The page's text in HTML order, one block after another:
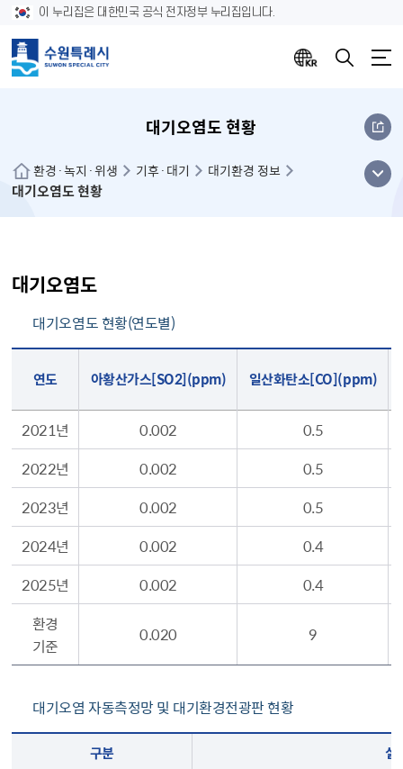
이 누리집은 대한민국 공식 전자정부 누리집입니다.
대기오염도 현황
환경·녹지·위생 기후·대기 대기환경 정보
대기오염도 현황
메뉴
열기
대기오염도
대기오염도 현황(연도별)
연도 아황산가스[SO2](ppm) 일산화탄소[CO](ppm)
2021년 0.002
0.5
2022년
0.002
0.5
2023년
0.002
0.5
2024년
0.002
0.4
2025년
0.002
0.4
환경
기준
0.020 9
대기오염 자동측정망 및 대기환경전광판 현황
구분 설